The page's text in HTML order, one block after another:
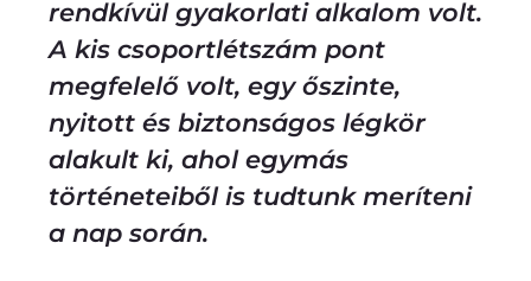
rendkívül gyakorlati alkalom volt.
A kis csoportlétszám pont
megfelelő volt, egy őszinte,
nyitott és biztonságos légkör
alakult ki, ahol egymás
történeteiből is tudtunk meríteni
a nap során.